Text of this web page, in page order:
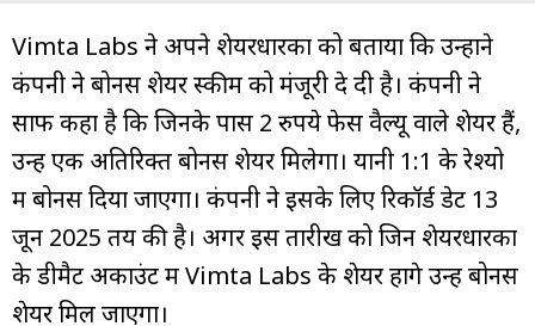
Vimta Labs ने अपने शेयरधारकों को बताया कि उन्होंने
कंपनी ने बोनस शेयर स्कीम को मंजूरी दे दी है। कंपनी ने
साफ कहा है कि जिनके पास 2 रुपये फेस वैल्यू वाले शेयर हैं,
उन्हें एक अतिरिक्त बोनस शेयर मिलेगा। यानी 1:1 के रेश्यो
में बोनस दिया जाएगा। कंपनी ने इसके लिए रिकॉर्ड डेट 13
जून 2025 तय की है। अगर इस तारीख को जिन शेयरधारकों
के डीमैट अकाउंट में Vimta Labs के शेयर होंगे उन्हें बोनस
शेयर मिल जाएगा।